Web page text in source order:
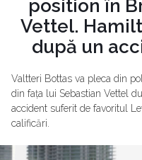
position în
Vettel.
după un
Valtteri Bottas va pleca din
din fața lui Sebastian Vettel
accident suferit de favoritul
calificări.